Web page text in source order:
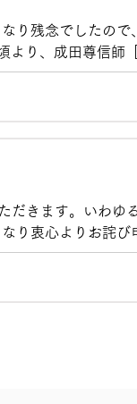
り残念でしたので
り、成田尊信師
講いただきまし
しょう。
きます。いわゆ
り衷心よりお詫び
ルする時は講師が
講師を務めること